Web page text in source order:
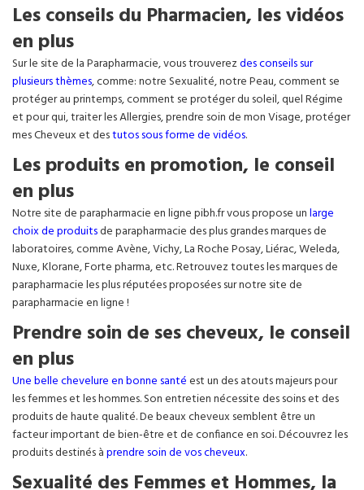
Les conseils du Pharmacien, les vidéos
en plus
Sur le site de la Parapharmacie, vous trouverezdes conseils sur
plusieurs thèmes, comme: notre Sexualité, notre Peau, comment se
protéger au printemps, comment se protéger du soleil, quel Régime
et pour qui, traiter les Allergies, prendre soin de mon Visage, protéger
mes Cheveux et destutos sous forme de vidéos.
Les produits en promotion, le conseil
en plus
Notre site de parapharmacie en ligne pibh.fr vous propose unlarge
choix de produitsde parapharmacie des plus grandes marques de
laboratoires, comme Avène, Vichy, La Roche Posay, Liérac, Weleda,
Nuxe, Klorane, Forte pharma, etc. Retrouvez toutes les marques de
parapharmacie les plus réputées proposées sur notre site de
parapharmacie en ligne !
Prendre soin de ses cheveux, le conseil
en plus
Une belle chevelure en bonne santéest un des atouts majeurs pour
les femmes et les hommes. Son entretien nécessite des soins et des
produits de haute qualité. De beaux cheveux semblent être un
facteur important de bien-être et de confiance en soi. Découvrez les
produits destinés àprendre soin de vos cheveux.
Sexualité des Femmes et Hommes, la